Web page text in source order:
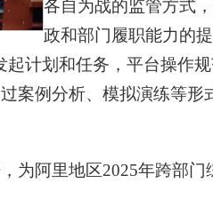
各自为战的监管方式
政和部门履职能力的
起计划和任务，平台操作
案例分析、模拟演练等
为阿里地区2025年跨部